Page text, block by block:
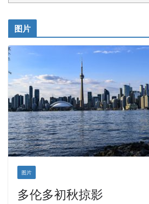
开明车行KS CAR SALES & SERVICE
皇后金融集团
铁木尔商业注册服务
图片
图片
多伦多初秋掠影